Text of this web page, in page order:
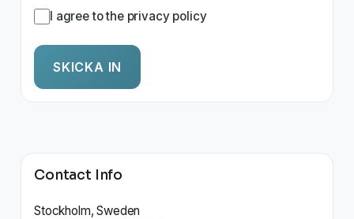
I agree to the privacy policy
SKICKA IN
Contact Info
Stockholm, Sweden